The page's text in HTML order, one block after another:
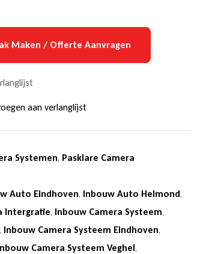
Maken / Offerte Aanvragen
aan verlanglijst
Systemen, Pasklare Camera
Auto Eindhoven, Inbouw Auto Helmond,
Intergratie, Inbouw Camera Systeem,
, Inbouw Camera Systeem Eindhoven,
Camera Systeem Veghel,